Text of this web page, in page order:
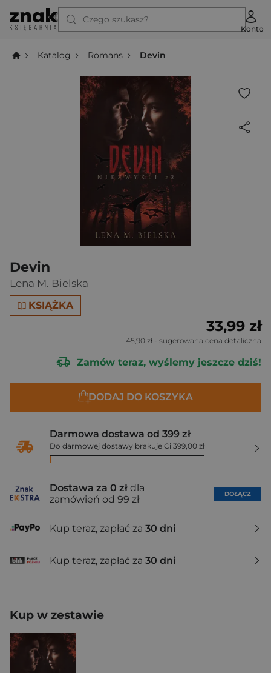
Czego szukasz?
Konto
Katalog Romans Devin
Devin
Lena M. Bielska
KSIĄŻKA
33,99 zł
45,90 zł - sugerowana cena detaliczna
Zamów teraz, wyślemy jeszcze dziś!
DODAJ DO KOSZYKA
Darmowa dostawa od 399 zł
Do darmowej dostawy brakuje Ci 399,00 zł
Dostawa za 0 zł dla
zamówień od 99 zł
DOŁĄCZ
Kup teraz, zapłać za 30 dni
Kup teraz, zapłać za 30 dni
Kup w zestawie